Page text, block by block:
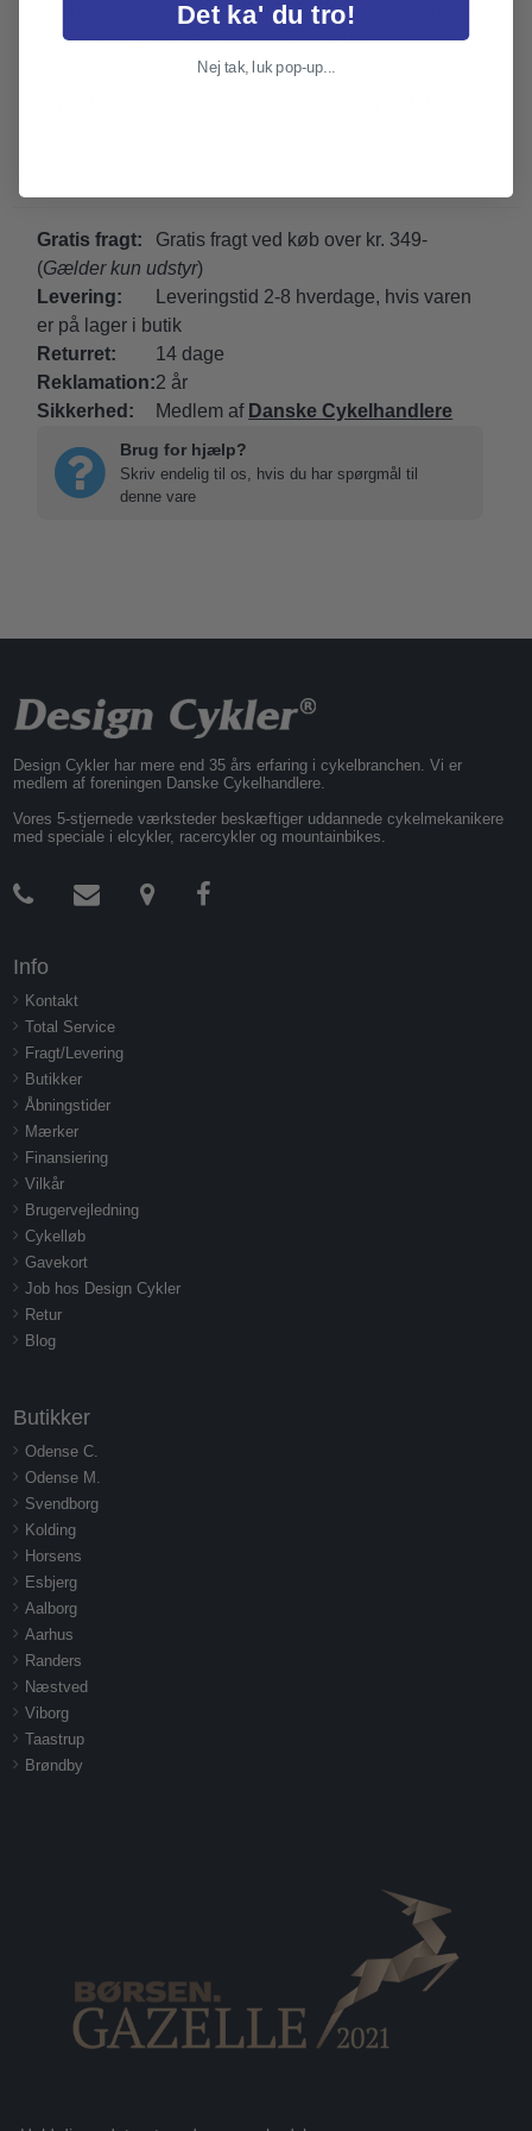
Signal, som med 360° synlige reflekser giver endnu
bedre synlighed efter mørkets frembrud.
Gratis fragt:
Gratis fragt ved køb over kr. 349-
(Gælder kun udstyr)
Levering:
Leveringstid 2-8 hverdage, hvis varen
er på lager i butik
Returret:
14 dage
Reklamation:2 år
Sikkerhed:
Medlem af Danske Cykelhandlere
Brug for hjælp?
Skriv endelig til os, hvis du har spørgmål til
denne vare
Design Cykler har mere end 35 års erfaring i cykelbranchen. Vi er
medlem af foreningen Danske Cykelhandlere.
Vores 5-stjernede værksteder beskæftiger uddannede cykelmekanikere
med speciale i elcykler, racercykler og mountainbikes.
Info
Kontakt
Total Service
Fragt/Levering
Butikker
Åbningstider
Mærker
Finansiering
Vilkår
Brugervejledning
Cykelløb
Gavekort
Job hos Design Cykler
Retur
Blog
Butikker
Odense C.
Odense M.
Svendborg
Kolding
Horsens
Esbjerg
Aalborg
Aarhus
Randers
Næstved
Viborg
Taastrup
Brøndby
Det ka' du tro!
Nej tak, luk pop-up...